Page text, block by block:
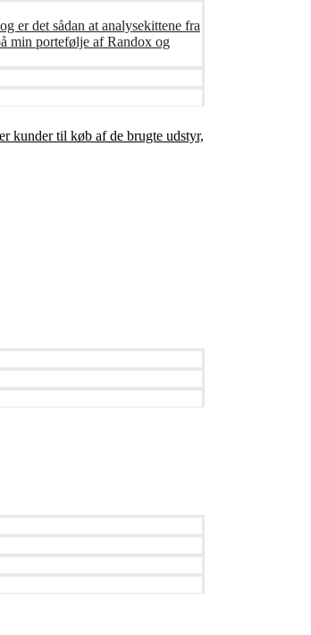
er det sådan at analysekittene fra
min portefølje af Randox og
kunder til køb af de brugte udstyr,